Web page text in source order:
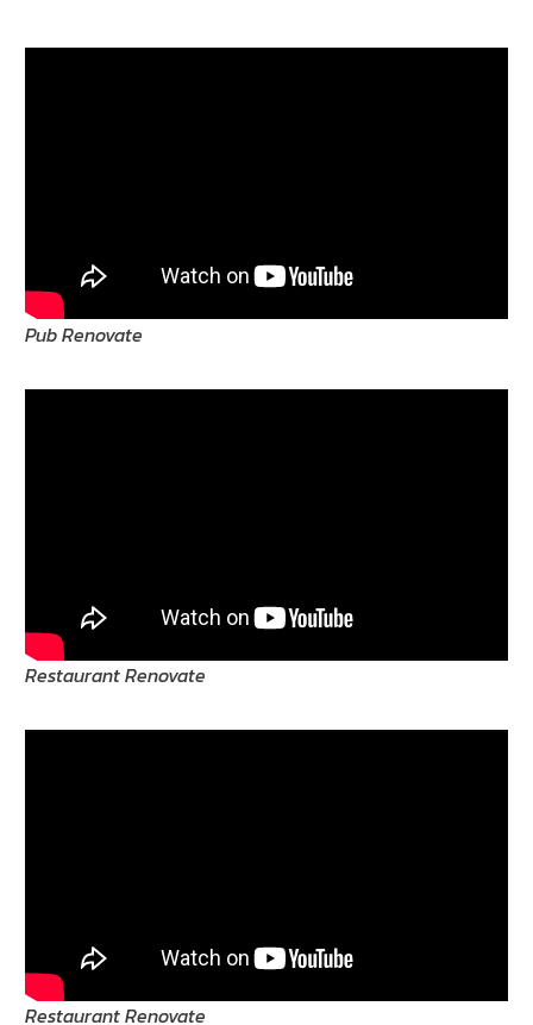
Pub Renovate
Restaurant Renovate
Restaurant Renovate